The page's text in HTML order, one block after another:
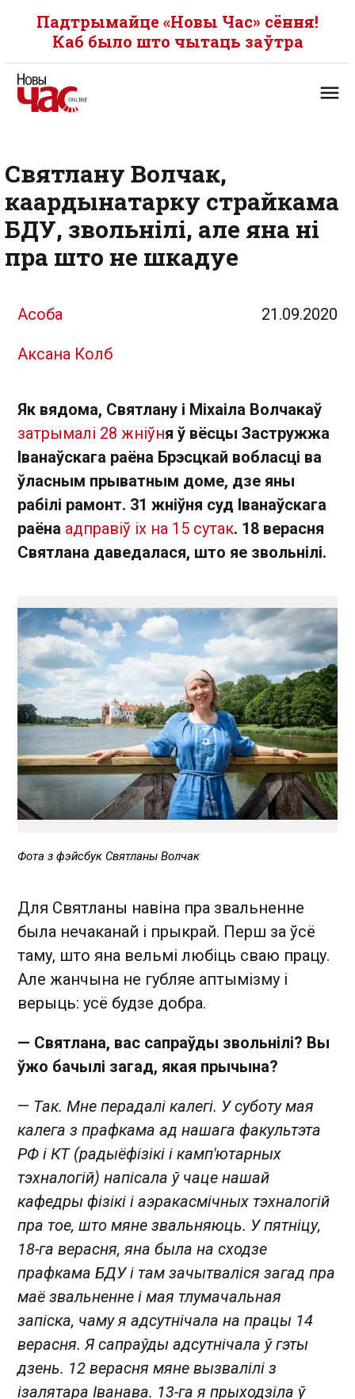
Падтрымайце «Новы Час» сёння!
Каб было што чытаць заўтра
Святлану Волчак,
каардынатарку страйкама
БДУ, звольнілі, але яна ні
пра што не шкадуе
Асоба 21.09.2020
Аксана Колб
Як вядома, Святлану і Міхаіла Волчакаў
затрымалі 28 жніўня ў вёсцы Застружжа
Іванаўскага раёна Брэсцкай вобласці ва
ўласным прыватным доме, дзе яны
рабілі рамонт. 31 жніўня суд Іванаўскага
раёна адправіў іх на 15 сутак. 18 верасня
Святлана даведалася, што яе звольнілі.
Фота з фэйсбук Святланы Волчак
Для Святланы навіна пра звальненне
была нечаканай і прыкрай. Перш за ўсё
таму, што яна вельмі любіць сваю працу.
Але жанчына не губляе аптымізму і
верыць: усё будзе добра.
— Святлана, вас сапраўды звольнілі? Вы
ўжо бачылі загад, якая прычына?
— Так. Мне перадалі калегі. У суботу мая
калега з прафкама ад нашага факультэта
РФ і КТ (радыёфізікі і камп'ютарных
тэхналогій) напісала ў чаце нашай
кафедры фізікі і аэракасмічных тэхналогій
пра тое, што мяне звальняюць. У пятніцу,
18-га верасня, яна была на сходзе
прафкама БДУ і там зачытваліся загад пра
маё звальненне і мая тлумачальная
запіска, чаму я адсутнічала на працы 14
верасня. Я сапраўды адсутнічала ў гэты
дзень. 12 верасня мяне вызвалілі з
ізалятара Іванава. 13-га я прыходзіла ў